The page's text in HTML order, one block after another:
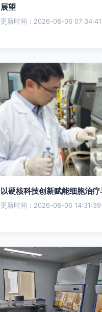
展望
更新时间：2026-08-06 07:34:41
以硬核科技创新赋能细胞治
更新时间：2026-08-06 14:31:39